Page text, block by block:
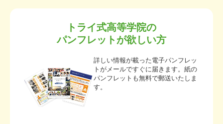
トライ式高等学院の
パンフレットが欲しい方
詳しい情報が載った電子パンフレッ
トがメールですぐに届きます。紙の
パンフレットも無料で郵送いたしま
す。